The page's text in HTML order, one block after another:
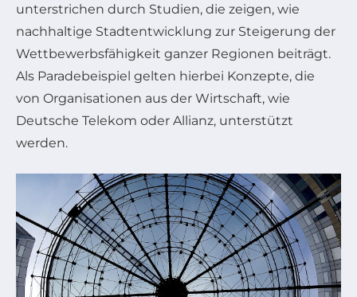
unterstrichen durch Studien, die zeigen, wie
nachhaltige Stadtentwicklung zur Steigerung der
Wettbewerbsfähigkeit ganzer Regionen beiträgt.
Als Paradebeispiel gelten hierbei Konzepte, die
von Organisationen aus der Wirtschaft, wie
Deutsche Telekom oder Allianz, unterstützt
werden.